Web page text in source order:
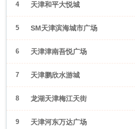
4 天津和平大悦城
5 SM天津滨海城市广场
6 天津津南吾悦广场
7 天津鹏欣水游城
8 龙湖天津梅江天街
9 天津河东万达广场